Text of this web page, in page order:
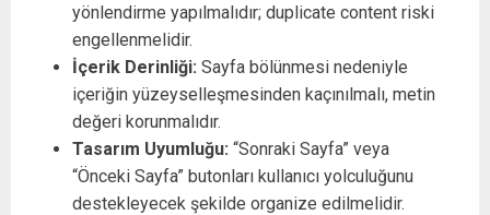
yönlendirme yapılmalıdır; duplicate content riski
engellenmelidir.
İçerik Derinliği: Sayfa bölünmesi nedeniyle
içeriğin yüzeyselleşmesinden kaçınılmalı, metin
değeri korunmalıdır.
Tasarım Uyumluğu: “Sonraki Sayfa” veya
“Önceki Sayfa” butonları kullanıcı yolculuğunu
destekleyecek şekilde organize edilmelidir.